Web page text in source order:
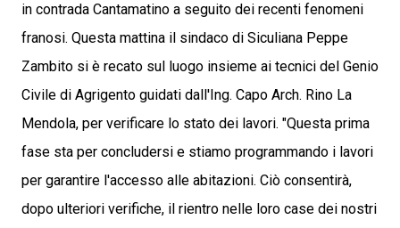
in contrada Cantamatino a seguito dei recenti fenomeni
franosi. Questa mattina il sindaco di Siculiana Peppe
Zambito si è recato sul luogo insieme ai tecnici del Genio
Civile di Agrigento guidati dall'Ing. Capo Arch. Rino La
Mendola, per verificare lo stato dei lavori. "Questa prima
fase sta per concludersi e stiamo programmando i lavori
per garantire l'accesso alle abitazioni. Ciò consentirà,
dopo ulteriori verifiche, il rientro nelle loro case dei nostri